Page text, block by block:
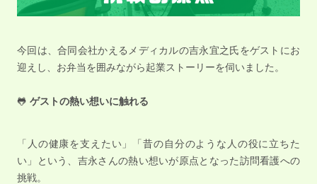
今回は、合同会社かえるメディカルの吉永宜之氏をゲストにお
迎えし、お弁当を囲みながら起業ストーリーを伺いました。
🐸 ゲストの熱い想いに触れる
「人の健康を支えたい」「昔の自分のような人の役に立ちた
い」という、吉永さんの熱い想いが原点となった訪問看護への
挑戦。